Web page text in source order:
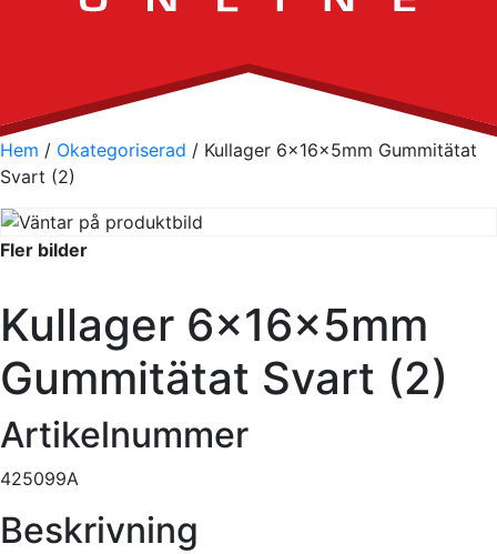
Hem / Okategoriserad / Kullager 6x16x5mm Gummitätat
Svart (2)
Fler bilder
Kullager 6x16x5mm
Gummitätat Svart (2)
Artikelnummer
425099A
Beskrivning